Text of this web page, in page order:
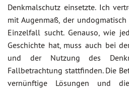
Denkmalschutz einsetzte. Ich
mit Augenmaß, der
Einzelfall sucht. Genauso, wie
Geschichte hat, muss auch bei
und der Nutzung des
Fallbetrachtung stattfinden. Die
vernünftige Lösungen und